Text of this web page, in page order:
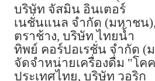
บริษัท จัสมิน อินเตอร์
เนชั่นแนล จำกัด (มหาชน),
ตราช้าง, บริษัท ไทยน้ำ
ทิพย์ คอร์ปอเรชั่น จำกัด (
จัดจำหน่ายเครื่องดื่ม "โค
ประเทศไทย, บริษัท วอริก